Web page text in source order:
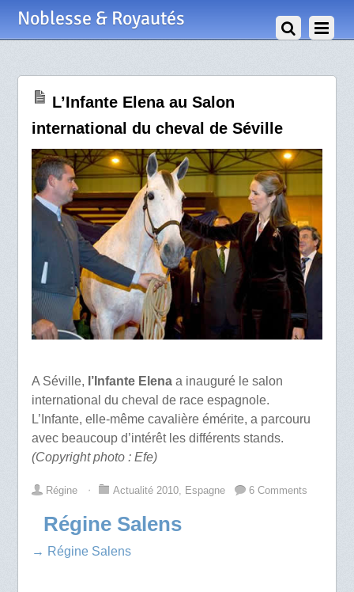
Noblesse & Royautés
L’Infante Elena au Salon
international du cheval de Séville
A Séville, l’Infante Elenaa inauguré le salon
international du cheval de race espagnole.
L’Infante, elle-même cavalière émérite, a parcouru
avec beaucoup d’intérêt les différents stands.
(Copyright photo : Efe)
Régine ⋅ Actualité 2010, Espagne 6 Comments
Régine Salens
→ Régine Salens